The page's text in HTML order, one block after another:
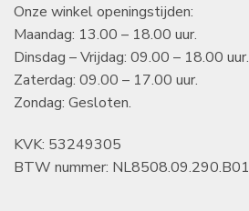
Onze winkel openingstijden:
Maandag: 13.00 – 18.00 uur.
Dinsdag – Vrijdag: 09.00 – 18.00 uur.
Zaterdag: 09.00 – 17.00 uur.
Zondag: Gesloten.
KVK: 53249305
BTW nummer: NL8508.09.290.B01